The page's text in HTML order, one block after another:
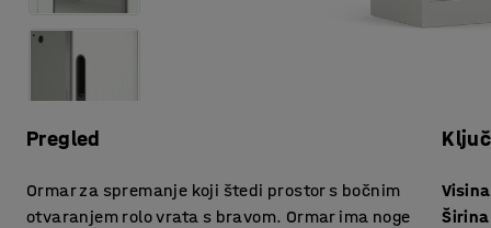
Pregled
Ormar za spremanje koji štedi prostor s bočnim
otvaranjem rolo vrata s bravom. Ormar ima noge
Visina
Širina